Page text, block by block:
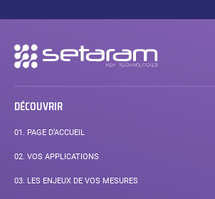
Navigation
secondaire
DÉCOUVRIR
01. PAGE D’ACCUEIL
02. VOS APPLICATIONS
03. LES ENJEUX DE VOS MESURES